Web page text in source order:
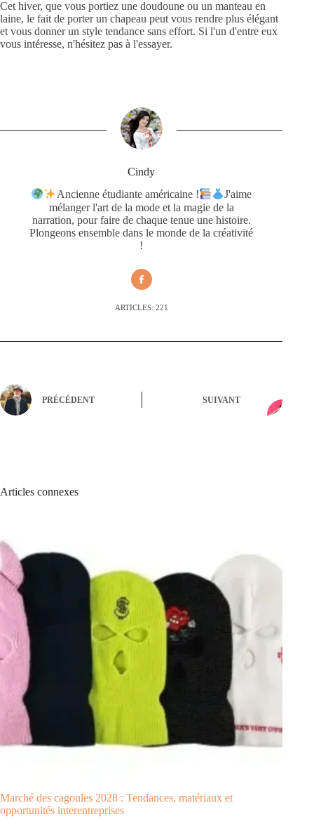
Cet hiver, que vous portiez une doudoune ou un manteau en
laine, le fait de porter un chapeau peut vous rendre plus élégant
et vous donner un style tendance sans effort. Si l'un d'entre eux
vous intéresse, n'hésitez pas à l'essayer.
Cindy
Ancienne étudiante américaine !
J'aime
mélanger l'art de la mode et la magie de la
narration, pour faire de chaque tenue une histoire.
Plongeons ensemble dans le monde de la créativité
!
ARTICLES: 221
PRÉCÉDENT SUIVANT
Articles connexes
Marché des cagoules 2028 : Tendances, matériaux et
opportunités interentreprises